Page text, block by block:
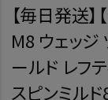
【毎日発送】
M8 ウェッジ
ールド レフ
スピンミルド